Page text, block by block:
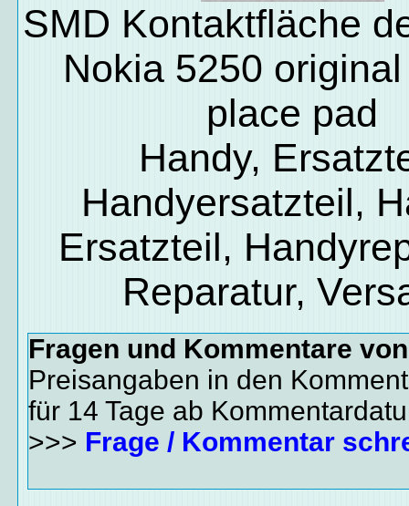
SMD Kontaktfläche
Nokia 5250
place pad
Handy,
Handyersatzteil,
Ersatzteil,
Reparatur,
Fragen und Kommentare
Preisangaben in den
für 14 Tage ab
>>> Frage / Kommentar